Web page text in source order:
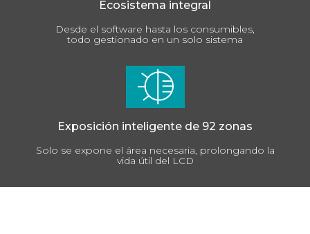
Ecosistema integral
Desde el software hasta los consumibles,
todo gestionado en un solo sistema
Exposición inteligente de 92 zonas
Solo se expone el área necesaria, prolongando la
vida útil del LCD